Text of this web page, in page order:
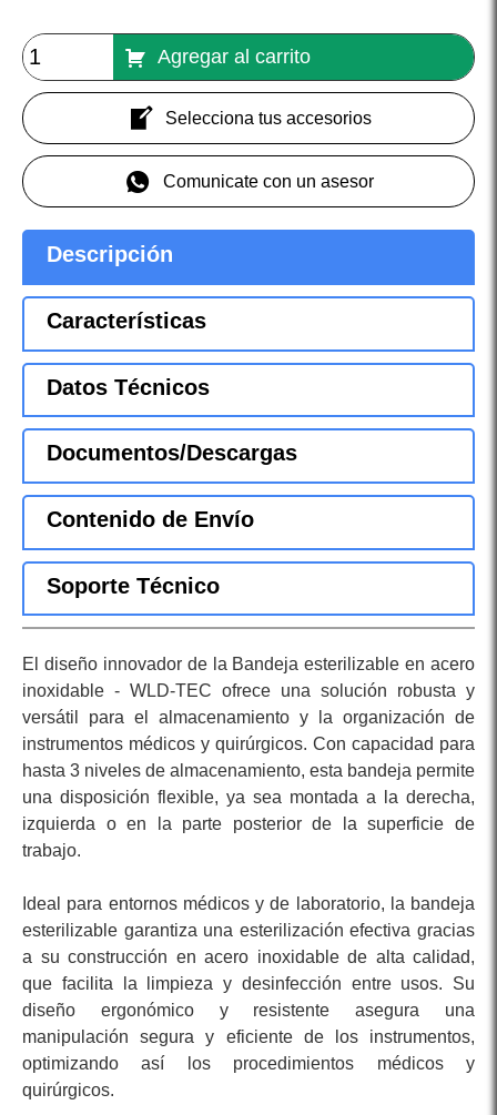
Agregar al carrito
Selecciona tus accesorios
Comunicate con un asesor
Descripción
Características
Datos Técnicos
Documentos/Descargas
Contenido de Envío
Soporte Técnico
El diseño innovador de la Bandeja esterilizable en acero
inoxidable - WLD-TEC ofrece una solución robusta y
versátil para el almacenamiento y la organización de
instrumentos médicos y quirúrgicos. Con capacidad para
hasta 3 niveles de almacenamiento, esta bandeja permite
una disposición flexible, ya sea montada a la derecha,
izquierda o en la parte posterior de la superficie de
trabajo.
Ideal para entornos médicos y de laboratorio, la bandeja
esterilizable garantiza una esterilización efectiva gracias
a su construcción en acero inoxidable de alta calidad,
que facilita la limpieza y desinfección entre usos. Su
diseño ergonómico y resistente asegura una
manipulación segura y eficiente de los instrumentos,
optimizando así los procedimientos médicos y
quirúrgicos.